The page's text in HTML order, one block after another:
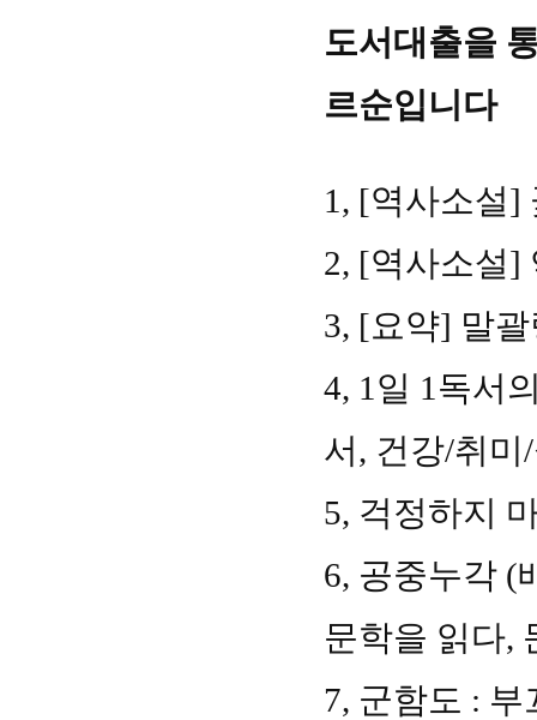
도서대출을
르순입니다
1, [역사소설]
2, [역사소설]
3, [요약] 말
4, 1 일 1 독서
서, 건강/취미/
5, 걱정하지
6, 공중누각 (
문학을 읽다,
7, 군함도 : 부